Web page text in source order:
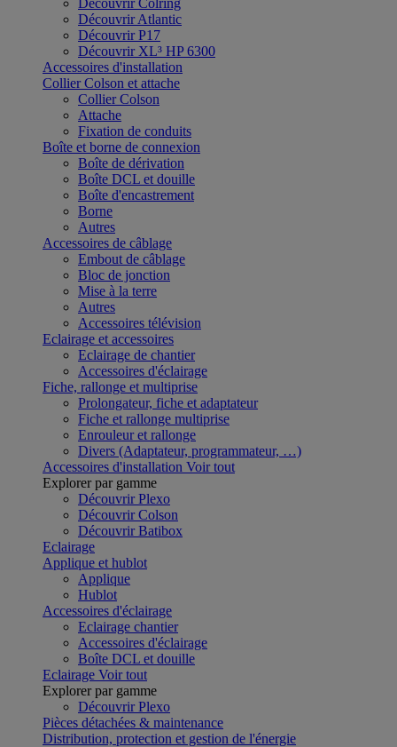
Découvrir Colring
Découvrir Atlantic
Découvrir P17
Découvrir XL³ HP 6300
Accessoires d'installation
Collier Colson et attache
Collier Colson
Attache
Fixation de conduits
Boîte et borne de connexion
Boîte de dérivation
Boîte DCL et douille
Boîte d'encastrement
Borne
Autres
Accessoires de câblage
Embout de câblage
Bloc de jonction
Mise à la terre
Autres
Accessoires télévision
Eclairage et accessoires
Eclairage de chantier
Accessoires d'éclairage
Fiche, rallonge et multiprise
Prolongateur, fiche et adaptateur
Fiche et rallonge multiprise
Enrouleur et rallonge
Divers (Adaptateur, programmateur, …)
Accessoires d'installation Voir tout
Explorer par gamme
Découvrir Plexo
Découvrir Colson
Découvrir Batibox
Eclairage
Applique et hublot
Applique
Hublot
Accessoires d'éclairage
Eclairage chantier
Accessoires d'éclairage
Boîte DCL et douille
Eclairage Voir tout
Explorer par gamme
Découvrir Plexo
Pièces détachées & maintenance
Distribution, protection et gestion de l'énergie